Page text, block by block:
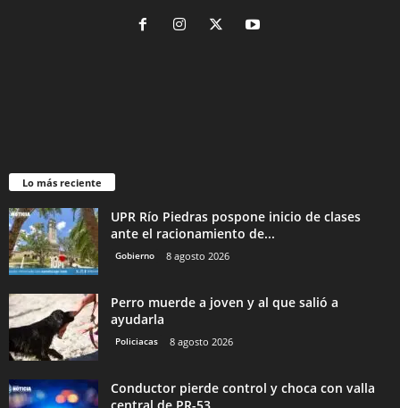
Lo más reciente
UPR Río Piedras pospone inicio de clases
ante el racionamiento de...
Gobierno 8 agosto 2026
Perro muerde a joven y al que salió a
ayudarla
Policiacas 8 agosto 2026
Conductor pierde control y choca con valla
central de PR-53